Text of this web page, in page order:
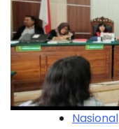
Nasional